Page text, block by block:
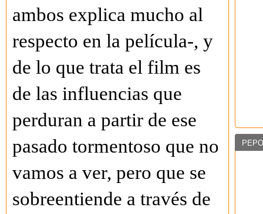
ambos explica mucho al
respecto en la película-, y
de lo que trata el film es
de las influencias que
perduran a partir de ese
pasado tormentoso que no
vamos a ver, pero que se
sobreentiende a través de